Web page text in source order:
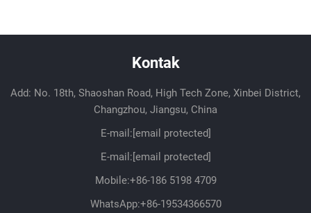
Kontak
Add: No. 18th, Shaoshan Road, High Tech Zone, Xinbei District,
Changzhou, Jiangsu, China
E-mail:[email protected]
E-mail:[email protected]
Mobile:+86-186 5198 4709
WhatsApp:+86-19534366570